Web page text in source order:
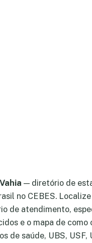
— diretório de
no CEBES.
de atendimento,
e o mapa de como
de saúde, UBS, USF,